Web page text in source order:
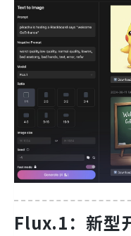
Flux.1：新型